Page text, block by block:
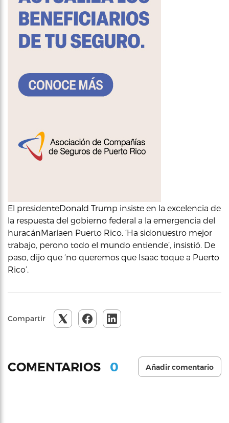
El presidenteDonald Trump insiste en la excelencia de
la respuesta del gobierno federal a la emergencia del
huracánMaríaen Puerto Rico. ‘Ha sidonuestro mejor
trabajo, perono todo el mundo entiende’, insistió. De
paso, dijo que ‘no queremos que Isaac toque a Puerto
Rico’.
Compartir
COMENTARIOS 0 Añadir comentario